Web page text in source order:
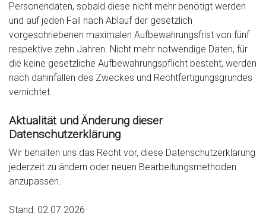
Personendaten, sobald diese nicht mehr benötigt werden
und auf jeden Fall nach Ablauf der gesetzlich
vorgeschriebenen maximalen Aufbewahrungsfrist von fünf
respektive zehn Jahren. Nicht mehr notwendige Daten, für
die keine gesetzliche Aufbewahrungspflicht besteht, werden
nach dahinfallen des Zweckes und Rechtfertigungsgrundes
vernichtet.
Aktualität und Änderung dieser
Datenschutzerklärung
Wir behalten uns das Recht vor, diese Datenschutzerklärung
jederzeit zu ändern oder neuen Bearbeitungsmethoden
anzupassen.
Stand: 02.07.2026